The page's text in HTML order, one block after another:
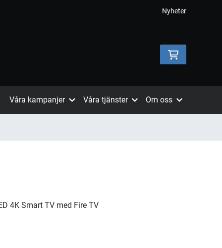
Nyheter
Våra kampanjer Våra tjänster Om oss
4K Smart TV med Fire TV